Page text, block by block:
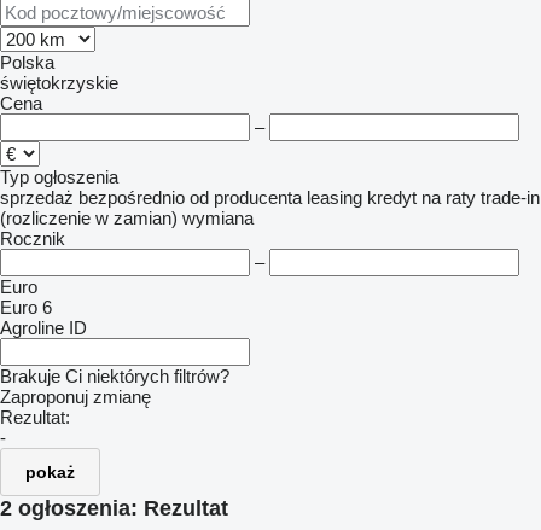
Polska
świętokrzyskie
Cena
–
Typ ogłoszenia
sprzedaż bezpośrednio od producenta leasing kredyt na raty trade-in
(rozliczenie w zamian) wymiana
Rocznik
–
Euro
Euro 6
Agroline ID
Brakuje Ci niektórych filtrów?
Zaproponuj zmianę
Rezultat:
-
pokaż
2 ogłoszenia: Rezultat